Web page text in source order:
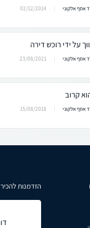
אסף אלקוני 02/12/2014
על ידי רוכש דירה
אסף אלקוני 23/08/2021
קרוב
אסף אלקוני 15/08/2018
הזדמנות להכיר